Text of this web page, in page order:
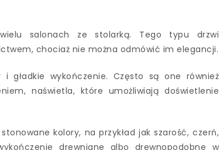
salonach ze stolarką. Tego typu drzwi
chociaż nie można odmówić im elegancji.
wykończenie. Często są one również
naświetla, które umożliwiają doświetlenie
kolory, na przykład jak szarość, czerń,
drewniane albo drewnopodobne w